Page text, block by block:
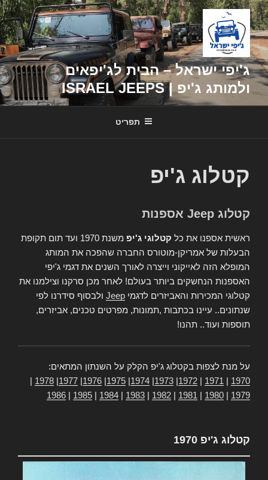
דילוג
לתוכן
ג'יפי ישראל – הבית לג'יפאים
ולמותג ג'יפ | ISRAEL JEEPS
תפריט
קטלוג ג'יפ
קטלוג Jeep אספנות
ראשית אספנו את כל קטלוגי ג'יפ
משנת 1970 ועד תום תקופת
הבעלות של אמריקן-מוטורס החברה שהפכה את המותג
המופלא הזה לאייקוני וייצרה לאורך השנים את דגמי ג'יפי
האספנות הנחשקים ביותר בעולם! לאחר מכן סרקנו וצילמנו את
קטלוגי המכירות והאביזרים לדגמי Jeep ולבסוף סידרנו לפי
שנתונים.. עיינו בכתבות ,תמונות, מפרטים טכנים, אביזרים,
תוספות ועוד.. תהנו!
על מנת לצפות בקטלוג ג'יפ הקלק על השנתון המתאים:
1970
1971
1972
1973
1974
1975
1976
1977
1978
1979
1980
1981
1982
1983
1984
1985
1986
קטלוג ג'יפ 1970